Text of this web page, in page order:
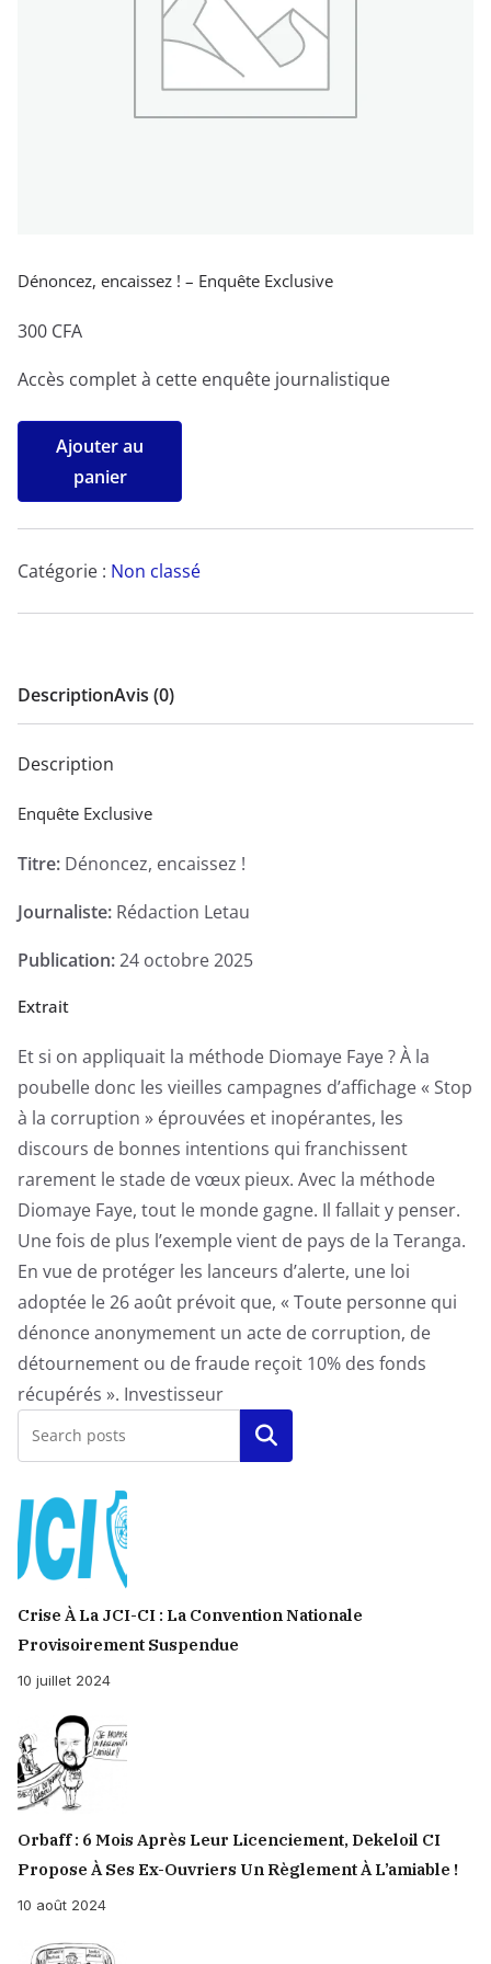
Dénoncez, encaissez ! – Enquête Exclusive
300 CFA
Accès complet à cette enquête journalistique
quantité
Dénoncez,
encaissez
Enquête
Ajouter au
panier
Catégorie : Non classé
DescriptionAvis (0)
Description
Enquête Exclusive
Titre: Dénoncez, encaissez !
Journaliste: Rédaction Letau
Publication:24 octobre 2025
Extrait
Et si on appliquait la méthode Diomaye Faye ? À la
poubelle donc les vieilles campagnes d’affichage « Stop
à la corruption » éprouvées et inopérantes, les
discours de bonnes intentions qui franchissent
rarement le stade de vœux pieux. Avec la méthode
Diomaye Faye, tout le monde gagne. Il fallait y penser.
Une fois de plus l’exemple vient de pays de la Teranga.
En vue de protéger les lanceurs d’alerte, une loi
adoptée le 26 août prévoit que, « Toute personne qui
dénonce anonymement un acte de corruption, de
détournement ou de fraude reçoit 10% des fonds
récupérés ». Investisseur
Rechercher
Crise À La JCI-CI : La Convention Nationale
Provisoirement Suspendue
10 juillet 2024
Orbaff : 6 Mois Après Leur Licenciement, Dekeloil CI
Propose À Ses Ex-Ouvriers Un Règlement À L’amiable !
10 août 2024